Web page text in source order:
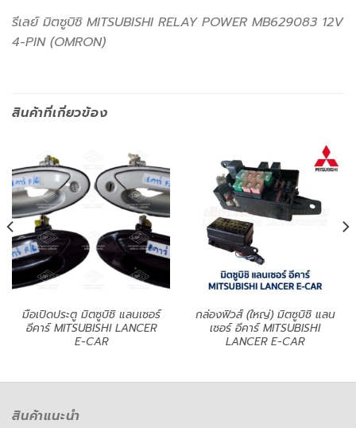
รีเลย์ มิตซูบิชิ MITSUBISHI RELAY POWER MB629083 12V
4-PIN (OMRON)
สินค้าที่เกี่ยวข้อง
มือเปิดประตู มิตซูบิชิ แลนเซอร์
อีคาร์ MITSUBISHI LANCER
E-CAR
กล่องฟิวส์ (ใหญ่) มิตซูบิชิ แลน
เซอร์ อีคาร์ MITSUBISHI
LANCER E-CAR
สินค้าแนะนำ